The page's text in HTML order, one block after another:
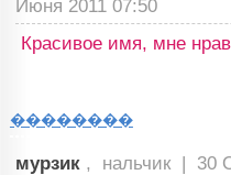
Июня 2011 07:50
Красивое имя, мне
��������
мурзик , нальчик | 30